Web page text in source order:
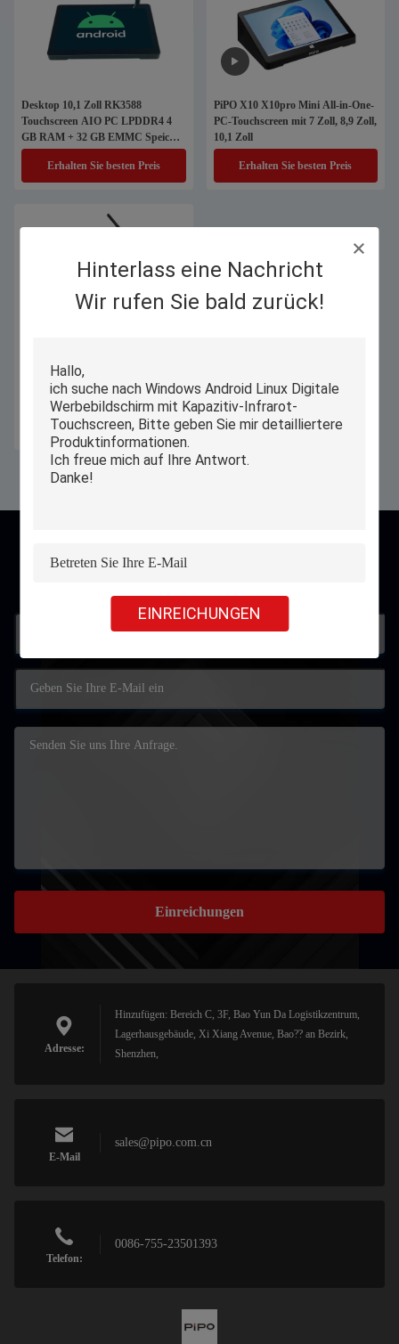
Hinterlass eine Nachricht
Wir rufen Sie bald zurück!
EINREICHUNGEN
Desktop 10,1 Zoll RK3588
Touchscreen AIO PC LPDDR4 4
GB RAM + 32 GB EMMC Speicher
mit Wi-Fi 6
Erhalten Sie besten Preis
PiPO X10 X10pro Mini All-in-One-
PC-Touchscreen mit 7 Zoll, 8,9 Zoll,
10,1 Zoll
Erhalten Sie besten Preis
Kasten-Tablette-Tischplattenmit
berührungseingabe bildschirm
Windows Aio POE PiPO 10,1 Zoll
Erhalten Sie besten Preis
Kontakt
Einreichungen
Adresse:
Hinzufügen: Bereich C, 3F, Bao Yun Da Logistikzentrum,
Lagerhausgebäude, Xi Xiang Avenue, Bao?? an Bezirk,
Shenzhen,
E-Mail
sales@pipo.com.cn
Telefon:
0086-755-23501393